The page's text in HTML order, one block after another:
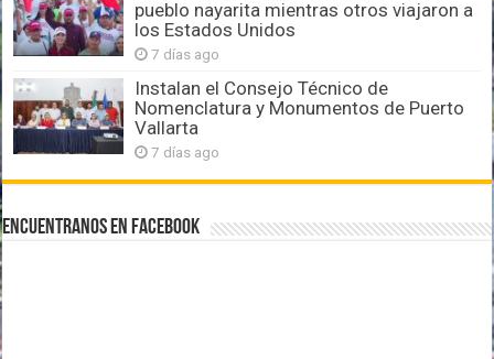
pueblo nayarita mientras otros viajaron a
los Estados Unidos
7 días ago
Instalan el Consejo Técnico de
Nomenclatura y Monumentos de Puerto
Vallarta
7 días ago
Encuentranos en Facebook